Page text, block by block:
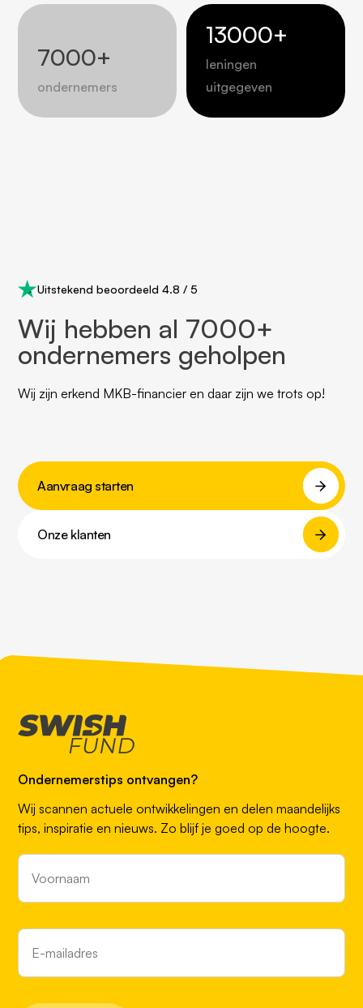
7000+
ondernemers
13000+
leningen
uitgegeven
Uitstekend beoordeeld 4.8 / 5
Wij hebben al 7000+
ondernemers geholpen
Wij zijn erkend MKB-financier en daar zijn we trots op!
Aanvraag starten
Onze klanten
Ondernemerstips ontvangen?
Wij scannen actuele ontwikkelingen en delen maandelijks
tips, inspiratie en nieuws. Zo blijf je goed op de hoogte.